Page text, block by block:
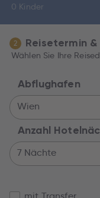
0 Kinder
2 Reisetermin
Wählen Sie Ihre
Abflughafen
Wien
Anzahl
7 Nächte